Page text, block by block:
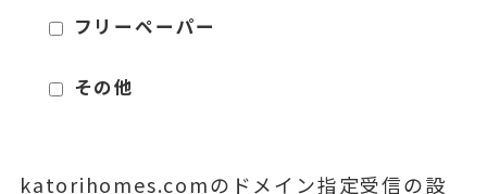
フリーペーパー
その他
katorihomes.comのドメイン指定受信の設